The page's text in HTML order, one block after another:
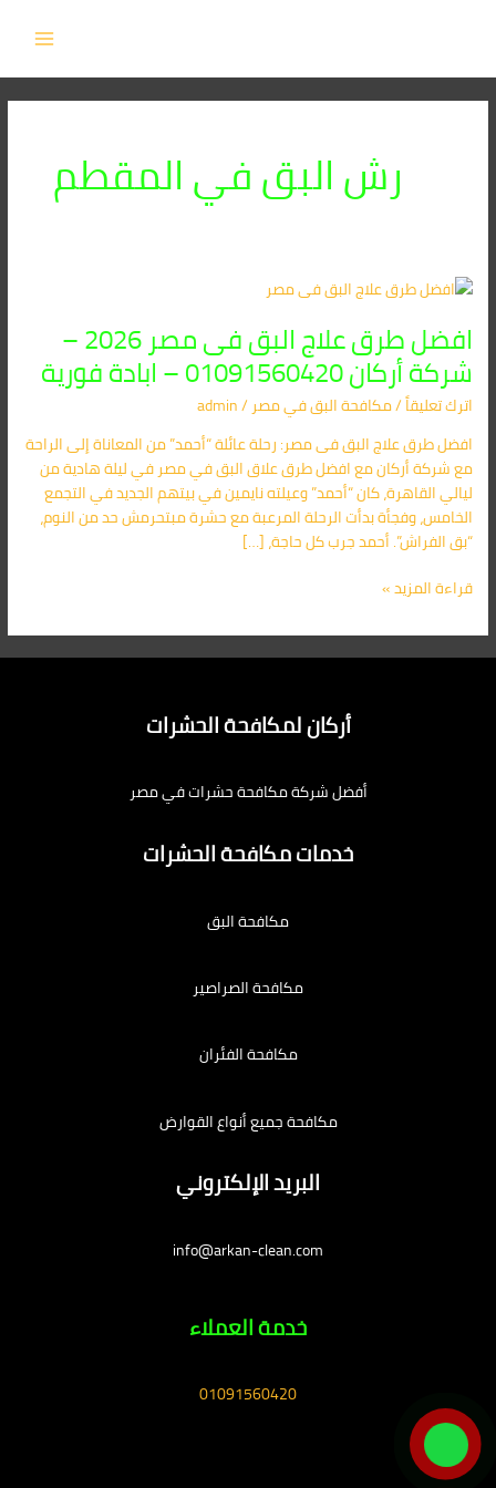
رش البق في المقطم
افضل طرق علاج البق فى مصر 2026 –
شركة أركان 01091560420 – ابادة فورية
اترك تعليقاً/مكافحة البق​ في مصر/
admin
افضل طرق علاج البق فى مصر: رحلة عائلة “أحمد” من المعاناة إلى الراحة
مع شركة أركان مع افضل طرق علاق البق في مصر في ليلة هادية من
ليالي القاهرة، كان “أحمد” وعيلته نايمين في بيتهم الجديد في التجمع
الخامس، وفجأة بدأت الرحلة المرعبة مع حشرة مبتحرمش حد من النوم،
“بق الفراش”. أحمد جرب كل حاجة، […]
افضل
علاج
البق
فى
مصر
2026
–
شركة
أركان
01091560420
–
ابادة
فورية
قراءة المزيد »
أركان لمكافحة الحشرات
أفضل شركة مكافحة حشرات في مصر
خدمات مكافحة الحشرات
مكافحة البق
مكافحة الصراصير
مكافحة الفئران
مكافحة جميع أنواع القوارض
البريد الإلكتروني
info@arkan-clean.com
خدمة العملاء
01091560420